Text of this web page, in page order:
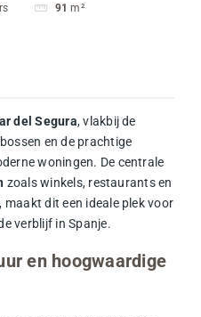
91 m²
del Segura, vlakbij de
en de prachtige
woningen. De centrale
zoals winkels, restaurants en
dit een ideale plek voor
verblijf in Spanje.
en hoogwaardige